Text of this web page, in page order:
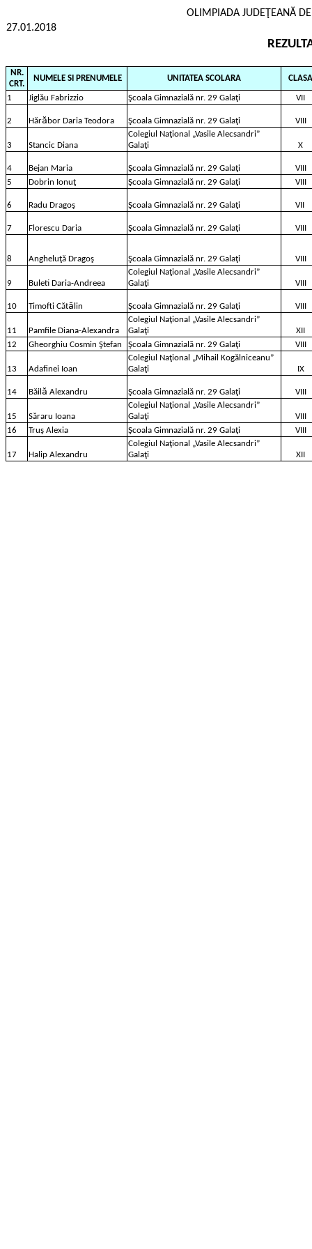
OLIMPIADA JUDEŢEANĂ
27.01.2018
NR.
CRT.
NUMELE SI PRENUMELE UNITATEA SCOLARA CLASA
1 Jiglău Fabrizzio Şcoala Gimnazială nr. 29 Galaţi VII
2 Hărӑ bor Daria Teodora Şcoala Gimnazială nr. 29 Galaţi VIII
3 Stancic Diana
Colegiul Naţional „Vasile Alecsandri”
Galaţi
X
4 Bejan Maria Şcoala Gimnazială nr. 29 Galaţi
VIII
5
Dobrin Ionuţ Şcoala Gimnazială nr. 29 Galaţi VIII
6 Radu Dragoş Şcoala Gimnazială nr. 29 Galaţi VII
7 Florescu Daria Şcoala Gimnazială nr. 29 Galaţi VIII
8 Angheluţă Dragoş Şcoala Gimnazială nr. 29 Galaţi VIII
9 Buleti Daria-Andreea
Colegiul Naţional „Vasile Alecsandri”
Galaţi
VIII
10 Timofti Cătӑ lin Şcoala Gimnazială nr. 29 Galaţi VIII
11 Pamfile Diana-Alexandra
Colegiul Naţional „Vasile Alecsandri”
Galaţi
XII
12
Gheorghiu Cosmin Ştefan Şcoala Gimnazială nr. 29 Galaţi VIII
13 Adafinei Ioan
Colegiul Naţional „Mihail Kogălniceanu”
Galaţi
IX
14 Băil ӑ Alexandru Şcoala Gimnazială nr. 29 Galaţi VIII
15 Săraru Ioana
Colegiul Naţional „Vasile Alecsandri”
Galaţi
VIII
16
Truş Alexia Şcoala Gimnazială nr. 29 Galaţi VIII
17 Halip Alexandru
Colegiul Naţional „Vasile Alecsandri”
Galaţi
XII